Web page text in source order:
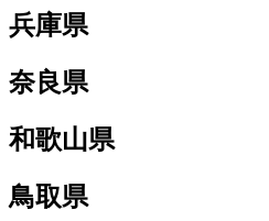
兵庫県
奈良県
和歌山県
鳥取県